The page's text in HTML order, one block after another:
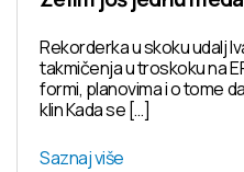
Rekorderka u skoku udalj
takmičenja u troskoku na
formi, planovima i o tome
klin Kada se […]
Saznaj više